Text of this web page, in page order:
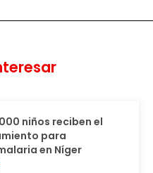
niños reciben el
para
en Níger